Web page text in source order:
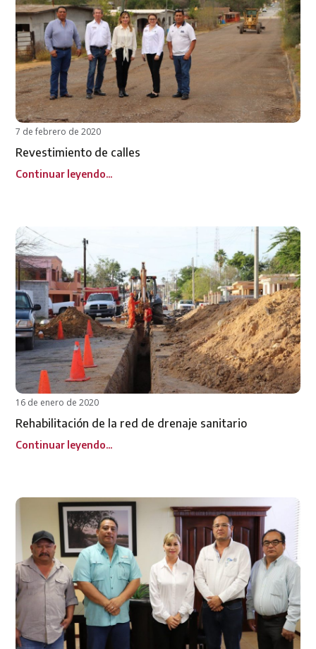
7 de febrero de 2020
Revestimiento de calles
Continuar leyendo...
16 de enero de 2020
Rehabilitación de la red de drenaje sanitario
Continuar leyendo...